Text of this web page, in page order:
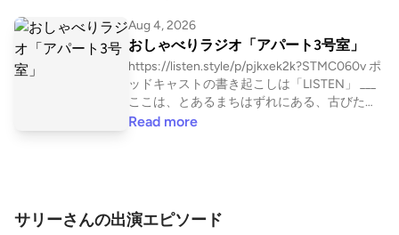
Aug 4, 2026
おしゃべりラジオ「アパート3号室」
https://listen.style/p/pjkxek2k?STMC060v ポ
ッドキャストの書き起こしは「LISTEN」 ___
ここは、とあるまちはずれにある、古びたア
パート。 その一室、「アパート3号室」に
読書会の裏話、ZINEや創作の話、大好きなサ
ウナのこと…。 たわいないおしゃべりと、ち
Read more
サリーさんの出演エピソード